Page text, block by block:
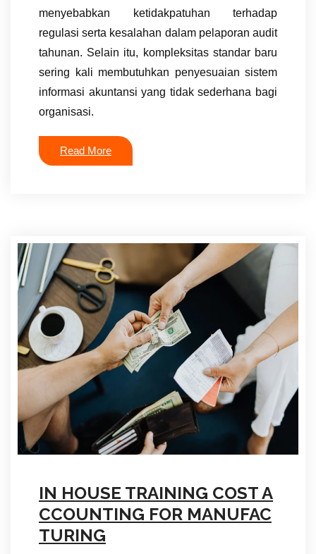
menyebabkan ketidakpatuhan terhadap
regulasi serta kesalahan dalam pelaporan audit
tahunan. Selain itu, kompleksitas standar baru
sering kali membutuhkan penyesuaian sistem
informasi akuntansi yang tidak sederhana bagi
organisasi.
Read More
IN HOUSE TRAINING COST A
CCOUNTING FOR MANUFAC
TURING